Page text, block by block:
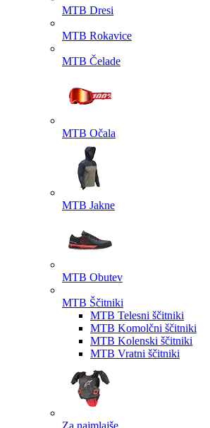
MTB Dresi
MTB Rokavice
MTB Čelade
MTB Očala
MTB Jakne
MTB Obutev
MTB Ščitniki
MTB Telesni ščitniki
MTB Komolčni ščitniki
MTB Kolenski ščitniki
MTB Vratni ščitniki
Za najmlajše